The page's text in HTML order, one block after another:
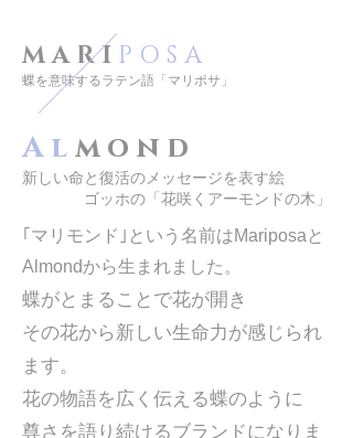
M A R I P O S A
蝶を意味するラテン語「マリポサ」
A l m o n d
新しい命と復活のメッセージを表す絵​
​ ゴッホの「花咲くアーモンドの木」
｢マリモンド｣という名前はMariposaと
Almondから生まれました。
蝶がとまることで花が開き
その花から新しい生命力が感じられ
ます。
花の物語を広く伝える蝶のように
尊さを語り続けるブランドになりま